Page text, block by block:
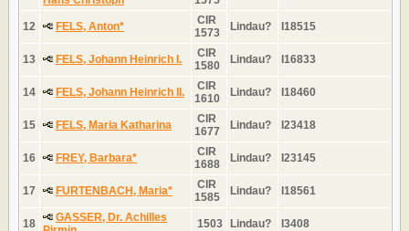
12 FELS, Anton*
CIR
1573
Lindau? I18515
13 FELS, Johann Heinrich I.
CIR
1580
Lindau? I16833
14 FELS, Johann Heinrich II.
CIR
1610
Lindau? I18460
15 FELS, Maria Katharina
CIR
1677
Lindau? I23418
16 FREY, Barbara*
CIR
1688
Lindau? I23145
17 FURTENBACH, Maria*
CIR
1585
Lindau? I18561
18
GASSER, Dr. Achilles
1503 Lindau? I3408